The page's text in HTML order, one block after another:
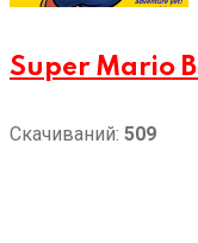
Super Mario
Скачиваний: 509